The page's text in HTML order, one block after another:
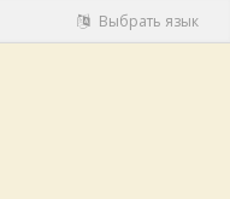
Выбрать язык